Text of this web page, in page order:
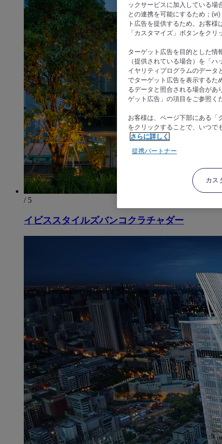
/ 5
イビススタイルズバンコクラチャダー
ックサービスに加入している場
との連携を可能にするため；
ト広告を提供するため。お客
「カスタマイズ」ボタンをク
ターゲット広告を目的とした情
（提供されている場合）を「
イヤリティプログラムのデータ
でターゲット広告を表示するた
るデータと照合される場合があ
ゲット広告」の項目をご参照く
お客様は、ページ下部にある「
をクリックすることで、いつで
さらに詳しく
提携パートナー
カス